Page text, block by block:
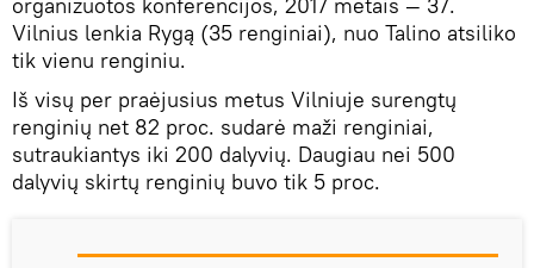
organizuotos konferencijos, 2017 metais — 37.
Vilnius lenkia Rygą (35 renginiai), nuo Talino atsiliko
tik vienu renginiu.
Iš visų per praėjusius metus Vilniuje surengtų
renginių net 82 proc. sudarė maži renginiai,
sutraukiantys iki 200 dalyvių. Daugiau nei 500
dalyvių skirtų renginių buvo tik 5 proc.